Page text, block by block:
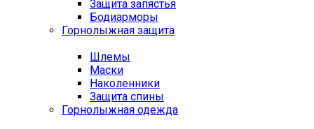
Защита запястья
Бодиарморы
Горнолыжная защита
Шлемы
Маски
Наколенники
Защита спины
Горнолыжная одежда